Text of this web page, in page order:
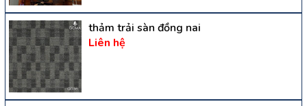
thảm trải sàn đồng nai
Liên hệ